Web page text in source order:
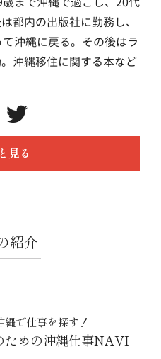
都内の出版社に勤務し、
沖縄に戻る。その後はラ
沖縄移住に関する本など
見る
紹介
縄で仕事を探す！
ための沖縄仕事NAVI